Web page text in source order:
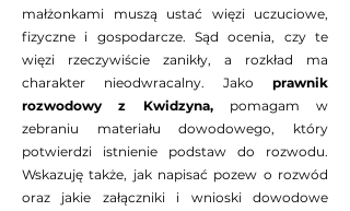
małżonkami muszą ustać więzi uczuciowe,
fizyczne i gospodarcze. Sąd ocenia, czy te
więzi rzeczywiście zanikły, a rozkład ma
charakter nieodwracalny. Jako prawnik
rozwodowy z Kwidzyna,pomagam w
zebraniu materiału dowodowego, który
potwierdzi istnienie podstaw do rozwodu.
Wskazuję także, jak napisać pozew o rozwód
oraz jakie załączniki i wnioski dowodowe